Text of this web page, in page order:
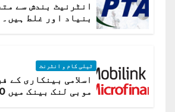
انٹرنیٹ بندش سے
ٹیلی کام و انٹرنٹ
اسلامی بینکاری کے